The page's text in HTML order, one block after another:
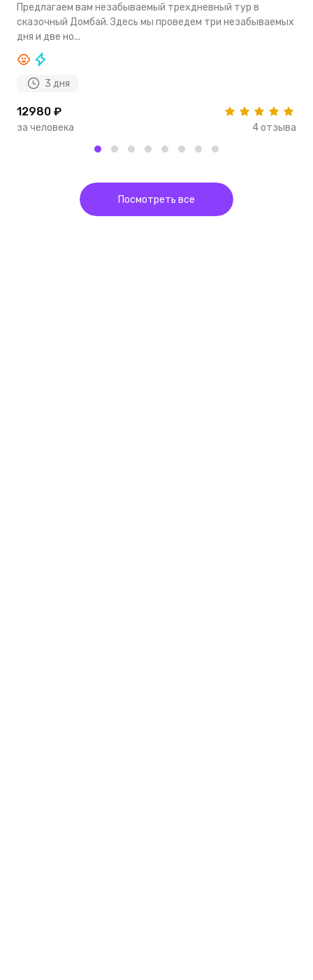
Предлагаем вам незабываемый трехдневный тур в
сказочный Домбай. Здесь мы проведем три незабываемых
дня и две но...
3 дня
12980 ₽
за человека 4 отзыва
Посмотреть все